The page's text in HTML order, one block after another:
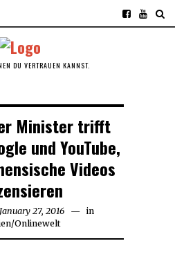
DU VERTRAUEN KANNST.
Minister trifft
und YouTube,
Videos
January 27, 2016 February
in
/Onlinewelt